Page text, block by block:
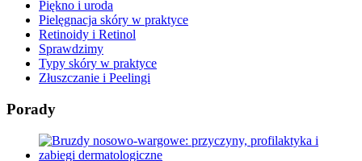
Piękno i uroda
Pielęgnacja skóry w praktyce
Retinoidy i Retinol
Sprawdzimy
Typy skóry w praktyce
Złuszczanie i Peelingi
Porady